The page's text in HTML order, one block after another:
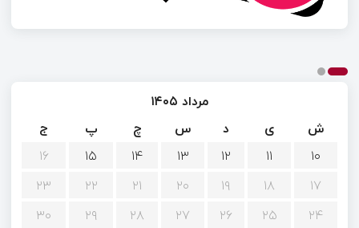
مرداد ۱۴۰۵
ش
ی د س چ پ
ج
۱۰
۱۱ ۱۲ ۱۳ ۱۴ ۱۵
۱۶
۱۷
۱۸ ۱۹ ۲۰ ۲۱ ۲۲
۲۳
۲۴
۲۵ ۲۶ ۲۷ ۲۸ ۲۹
۳۰